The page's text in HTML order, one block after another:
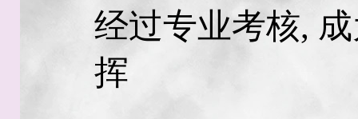
经过专业考核,
挥